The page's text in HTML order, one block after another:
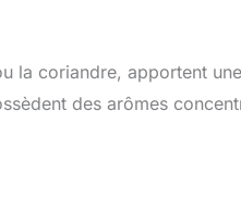
la coriandre, apportent
des arômes